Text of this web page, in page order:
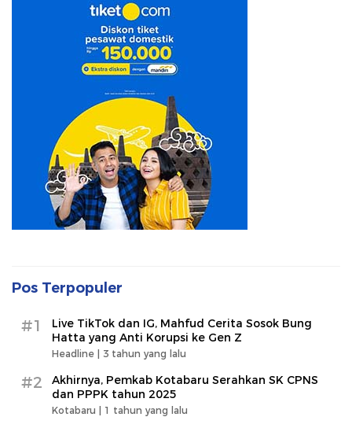
Pos Terpopuler
#1
Live TikTok dan IG, Mahfud Cerita Sosok Bung
Hatta yang Anti Korupsi ke Gen Z
Headline | 3 tahun yang lalu
#2
Akhirnya, Pemkab Kotabaru Serahkan SK CPNS
dan PPPK tahun 2025
Kotabaru | 1 tahun yang lalu